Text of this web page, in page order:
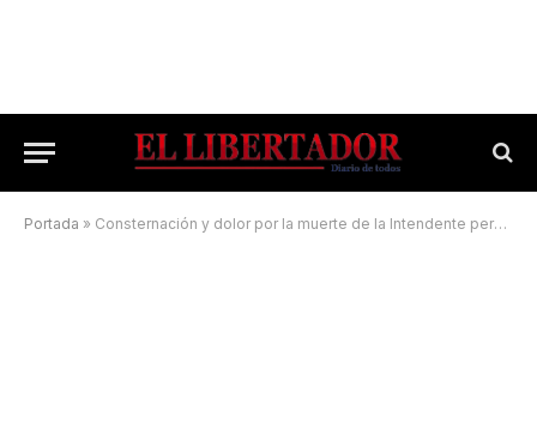
Portada » Consternación y dolor por la muerte de la Intendente peronista de Parada Pucheta